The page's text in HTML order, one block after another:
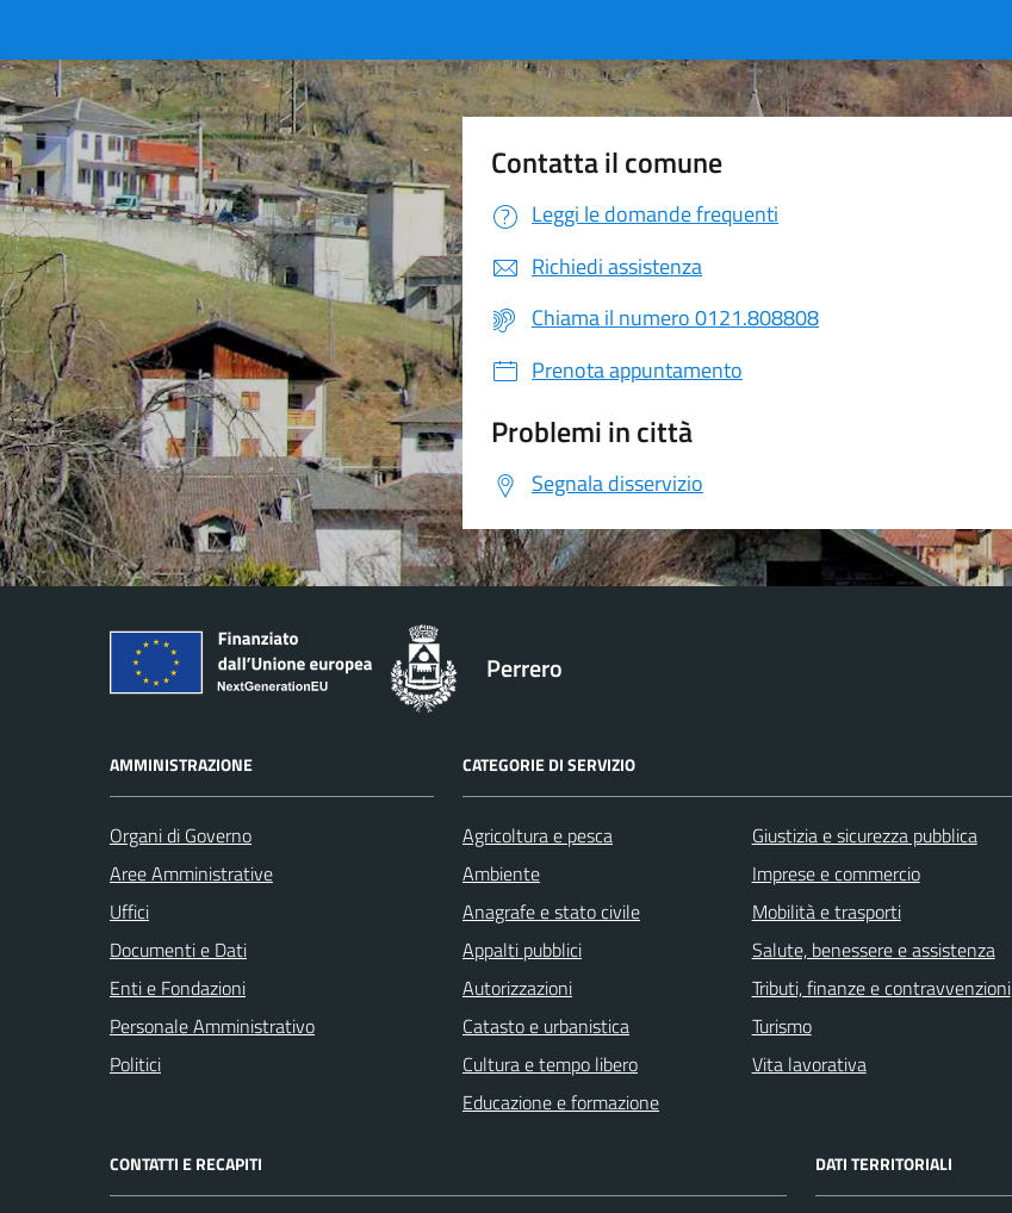
Contatta il comune
Leggi le domande frequenti
Richiedi assistenza
Chiama il numero 0121.808808
Prenota appuntamento
Problemi in città
Segnala disservizio
Perrero
AMMINISTRAZIONE
Organi di Governo
Aree Amministrative
Uffici
Documenti e Dati
Enti e Fondazioni
Personale Amministrativo
Politici
CATEGORIE DI SERVIZIO
Agricoltura e pesca
Ambiente
Anagrafe e stato civile
Appalti pubblici
Autorizzazioni
Catasto e urbanistica
Cultura e tempo libero
Educazione e formazione
Giustizia e sicurezza pubblica
Imprese e commercio
Mobilità e trasporti
Salute, benessere e assistenza
Tributi, finanze e contravvenzioni
Turismo
Vita lavorativa
CONTATTI E RECAPITI DATI TERRITORIALI